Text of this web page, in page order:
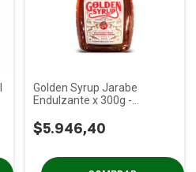
Golden Syrup Jarabe
Endulzante x 300g -
$5.946,40